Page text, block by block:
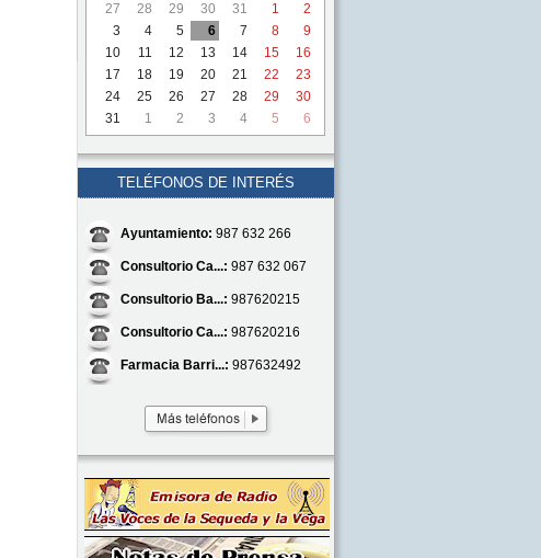
27
28 29 30 31 1
2
3
4 5 6 7 8
9
10
11 12 13 14 15
16
17
18 19 20 21 22
23
24
25 26 27 28 29
30
31
1 2 3 4 5 6
TELÉFONOS DE INTERÉS
Ayuntamiento: 987 632 266
Consultorio Ca...: 987 632 067
Consultorio Ba...: 987620215
Consultorio Ca...: 987620216
Farmacia Barri...: 987632492